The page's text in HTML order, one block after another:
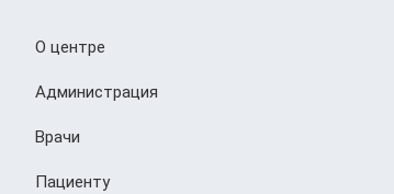
О центре
Администрация
Врачи
Пациенту